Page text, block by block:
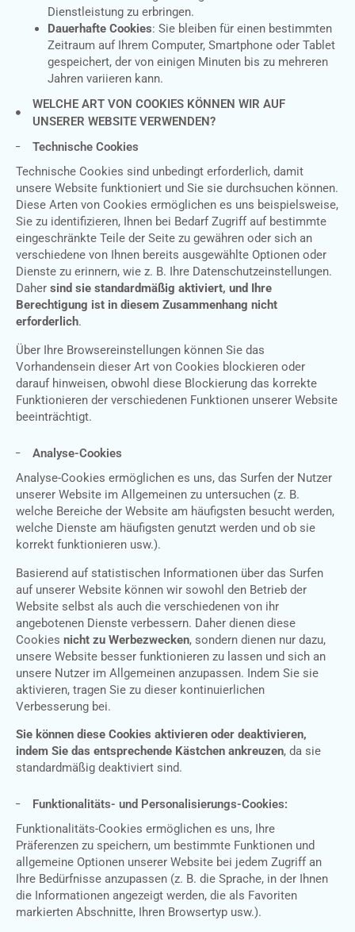
Dienstleistung zu erbringen.
Dauerhafte Cookies: Sie bleiben für einen bestimmten
Zeitraum auf Ihrem Computer, Smartphone oder Tablet
gespeichert, der von einigen Minuten bis zu mehreren
Jahren variieren kann.
WELCHE ART VON COOKIES KÖNNEN WIR AUF
UNSERER WEBSITE VERWENDEN?
Technische Cookies
Technische Cookies sind unbedingt erforderlich, damit
unsere Website funktioniert und Sie sie durchsuchen können.
Diese Arten von Cookies ermöglichen es uns beispielsweise,
Sie zu identifizieren, Ihnen bei Bedarf Zugriff auf bestimmte
eingeschränkte Teile der Seite zu gewähren oder sich an
verschiedene von Ihnen bereits ausgewählte Optionen oder
Dienste zu erinnern, wie z. B. Ihre Datenschutzeinstellungen.
Daher sind sie standardmäßig aktiviert, und Ihre
Berechtigung ist in diesem Zusammenhang nicht
erforderlich.
Über Ihre Browsereinstellungen können Sie das
Vorhandensein dieser Art von Cookies blockieren oder
darauf hinweisen, obwohl diese Blockierung das korrekte
Funktionieren der verschiedenen Funktionen unserer Website
beeinträchtigt.
Analyse-Cookies
Analyse-Cookies ermöglichen es uns, das Surfen der Nutzer
unserer Website im Allgemeinen zu untersuchen (z. B.
welche Bereiche der Website am häufigsten besucht werden,
welche Dienste am häufigsten genutzt werden und ob sie
korrekt funktionieren usw.).
Basierend auf statistischen Informationen über das Surfen
auf unserer Website können wir sowohl den Betrieb der
Website selbst als auch die verschiedenen von ihr
angebotenen Dienste verbessern. Daher dienen diese
Cookies nicht zu Werbezwecken, sondern dienen nur dazu,
unsere Website besser funktionieren zu lassen und sich an
unsere Nutzer im Allgemeinen anzupassen. Indem Sie sie
aktivieren, tragen Sie zu dieser kontinuierlichen
Verbesserung bei.
Sie können diese Cookies aktivieren oder deaktivieren,
indem Sie das entsprechende Kästchen ankreuzen, da sie
standardmäßig deaktiviert sind.
Funktionalitäts- und Personalisierungs-Cookies:
Funktionalitäts-Cookies ermöglichen es uns, Ihre
Präferenzen zu speichern, um bestimmte Funktionen und
allgemeine Optionen unserer Website bei jedem Zugriff an
Ihre Bedürfnisse anzupassen (z. B. die Sprache, in der Ihnen
die Informationen angezeigt werden, die als Favoriten
markierten Abschnitte, Ihren Browsertyp usw.).